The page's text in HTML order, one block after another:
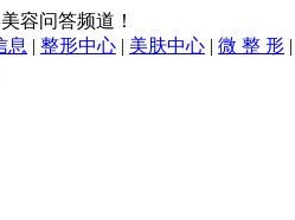
容问答频道！
息 | 整形中心 | 美肤中心 | 微 整 形